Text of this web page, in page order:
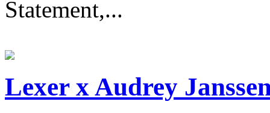
Statement,...
Lexer x Audrey